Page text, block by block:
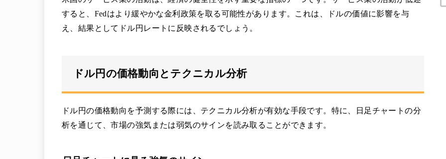
すると、Fedはより緩やかな金利政策を取る可能性があります。これは、ドルの価値に影響を与
え、結果としてドル円レートに反映されるでしょう。
ドル円の価格動向とテクニカル分析
ドル円の価格動向を予測する際には、テクニカル分析が有効な手段です。特に、日足チャートの分
析を通じて、市場の強気または弱気のサインを読み取ることができます。